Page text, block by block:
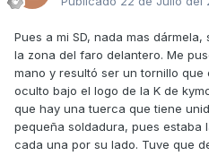
Pues a mi SD, nada mas
la zona del faro delantero. Me
mano y resultó ser un tornillo
oculto bajo el logo de la K de
que hay una tuerca que tiene
pequeña soldadura, pues estaba
cada una por su lado. Tuve que